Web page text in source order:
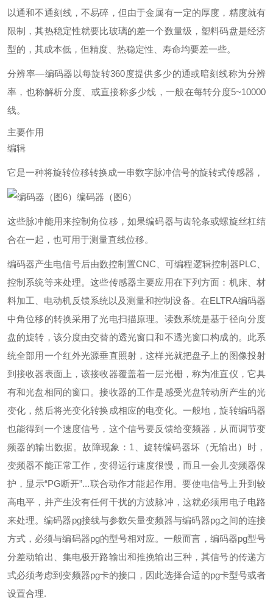
以通和不通刻线，不易碎，但由于金属有一定的厚度，精度就有
限制，其热稳定性就要比玻璃的差一个数量级，塑料码盘是经济
型的，其成本低，但精度、热稳定性、寿命均要差一些。
分辨率—编码器以每旋转360度提供多少的通或暗刻线称为分辨
率，也称解析分度、或直接称多少线，一般在每转分度5~10000
线。
主要作用
编辑
它是一种将旋转位移转换成一串数字脉冲信号的旋转式传感器，
编码器（图6）
这些脉冲能用来控制角位移，如果编码器与齿轮条或螺旋丝杠结
合在一起，也可用于测量直线位移。
编码器产生电信号后由数控制置CNC、可编程逻辑控制器PLC、
控制系统等来处理。这些传感器主要应用在下列方面：机床、材
料加工、电动机反馈系统以及测量和控制设备。在ELTRA编码器
中角位移的转换采用了光电扫描原理。读数系统是基于径向分度
盘的旋转，该分度由交替的透光窗口和不透光窗口构成的。此系
统全部用一个红外光源垂直照射，这样光就把盘子上的图像投射
到接收器表面上，该接收器覆盖着一层光栅，称为准直仪，它具
有和光盘相同的窗口。接收器的工作是感受光盘转动所产生的光
变化，然后将光变化转换成相应的电变化。一般地，旋转编码器
也能得到一个速度信号，这个信号要反馈给变频器，从而调节变
频器的输出数据。故障现象：1、旋转编码器坏（无输出）时，
变频器不能正常工作，变得运行速度很慢，而且一会儿变频器保
护，显示“PG断开”...联合动作才能起作用。要使电信号上升到较
高电平，并产生没有任何干扰的方波脉冲，这就必须用电子电路
来处理。编码器pg接线与参数矢量变频器与编码器pg之间的连接
方式，必须与编码器pg的型号相对应。一般而言，编码器pg型号
分差动输出、集电极开路输出和推挽输出三种，其信号的传递方
式必须考虑到变频器pg卡的接口，因此选择合适的pg卡型号或者
设置合理.